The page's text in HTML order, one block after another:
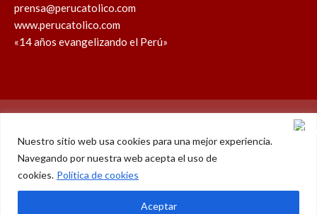
Nuestro sitio web usa cookies para una mejor experiencia.
Navegando por nuestra web acepta el uso de
cookies. Política de cookies
Aceptar
prensa@perucatolico.com
www.perucatolico.com
«14 años evangelizando el Perú»
Política de cookies Política de privacidad
WhatsAppFacebookYoutubeInstagram
X
© Derechos reservados 2026 – Perú Católico | 14 años
evangelizando el Perú